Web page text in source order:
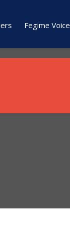
Fegime Voice